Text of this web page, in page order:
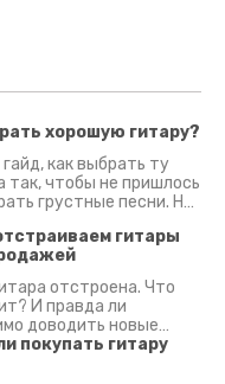
хорошую гитару?
как выбрать ту
так, чтобы не пришлось
грустные песни. На
гитары
отстроена. Что
И правда ли
доводить новые
кратко - да.
в видео :)
покупать гитару